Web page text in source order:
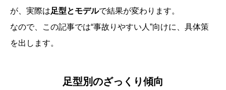
が、実際は足型とモデルで結果が変わります。
なので、この記事では“事故りやすい人”向けに、具体策
を出します。
足型別のざっくり傾向